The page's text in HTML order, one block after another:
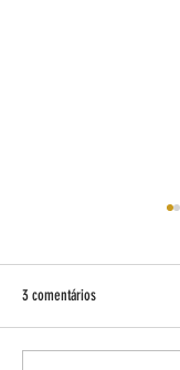
3 comentários